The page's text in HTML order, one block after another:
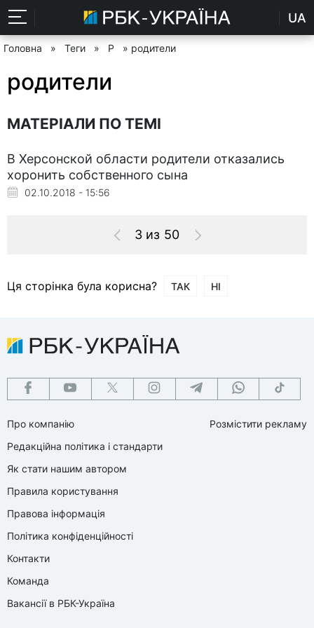
UA
Головна » Теги » Р » родители
родители
МАТЕРІАЛИ ПО ТЕМІ
В Херсонской области родители отказались
хоронить собственного сына
02.10.2018 - 15:56
3 из 50
Ця сторінка була корисна? ТАК НІ
Про компанію
Редакційна політика і стандарти
Як стати нашим автором
Правила користування
Правова інформація
Політика конфіденційності
Контакти
Команда
Вакансії в РБК-Україна
Розмістити рекламу